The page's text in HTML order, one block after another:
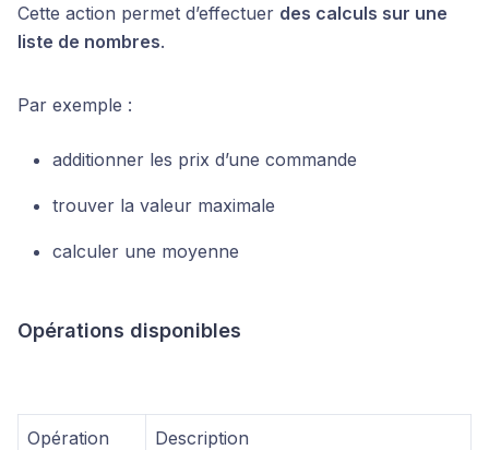
Cette action permet d’effectuer des calculs sur une
liste de nombres.
Par exemple :
additionner les prix d’une commande
trouver la valeur maximale
calculer une moyenne
Opérations disponibles
Opération Description